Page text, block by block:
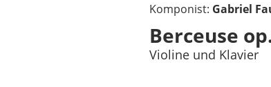
Komponist: Gabriel
Berceuse
Violine und Klavier